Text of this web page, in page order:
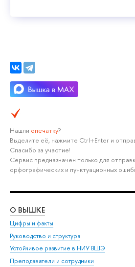
Нашли опечатку?
Выделите её, нажмите Ctrl+Enter и
Спасибо за участие!
Сервис предназначен только для
орфографических и пунктуационных
О ВЫШКЕ
Цифры и факты
Руководство и структура
Устойчивое развитие в НИУ ВШЭ
Преподаватели и сотрудники